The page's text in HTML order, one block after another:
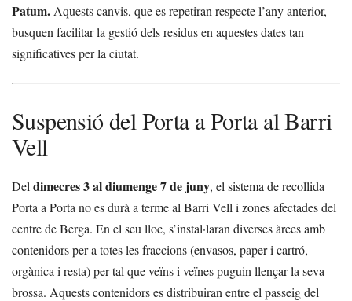
Patum. Aquests canvis, que es repetiran respecte l’any anterior,
busquen facilitar la gestió dels residus en aquestes dates tan
significatives per la ciutat.
Suspensió del Porta a Porta al Barri
Vell
Del dimecres 3 al diumenge 7 de juny, el sistema de recollida
Porta a Porta no es durà a terme al Barri Vell i zones afectades del
centre de Berga. En el seu lloc, s’instal·laran diverses àrees amb
contenidors per a totes les fraccions (envasos, paper i cartró,
orgànica i resta) per tal que veïns i veïnes puguin llençar la seva
brossa. Aquests contenidors es distribuiran entre el passeig del